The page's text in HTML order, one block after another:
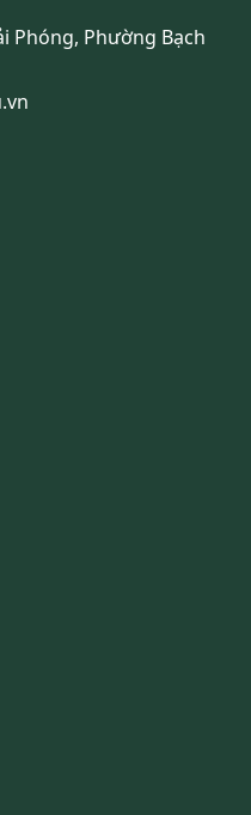
Phóng, Phường Bạch